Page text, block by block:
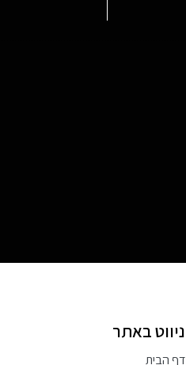
ניווט באתר
דף הבית